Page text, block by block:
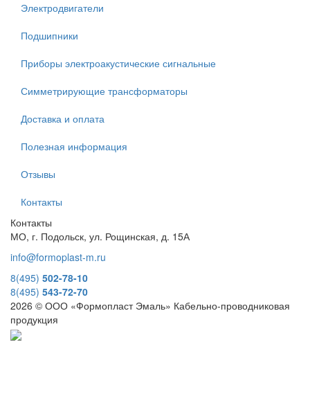
Электродвигатели
Подшипники
Приборы электроакустические сигнальные
Симметрирующие трансформаторы
Доставка и оплата
Полезная информация
Отзывы
Контакты
Контакты
МО, г. Подольск, ул. Рощинская, д. 15А
info@formoplast-m.ru
8(495) 502-78-10
8(495) 543-72-70
2026 © ООО «Формопласт Эмаль» Кабельно-проводниковая
продукция